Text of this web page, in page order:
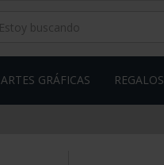
ARTES GRÁFICAS REGALOS